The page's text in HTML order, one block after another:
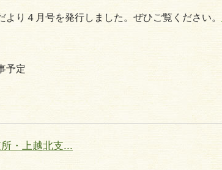
より４月号を発行しました。ぜひご覧ください。
予定
・上越北支...